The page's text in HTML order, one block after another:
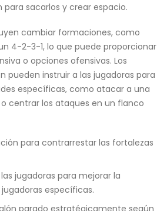
sacarlos y crear espacio.
cambiar formaciones, como
4-2-3-1, lo que puede proporcionar
o opciones ofensivas. Los
pueden instruir a las jugadoras para
específicas, como atacar a una
centrar los ataques en un flanco
para contrarrestar las fortalezas
jugadoras para mejorar la
específicas.
parado estratégicamente según